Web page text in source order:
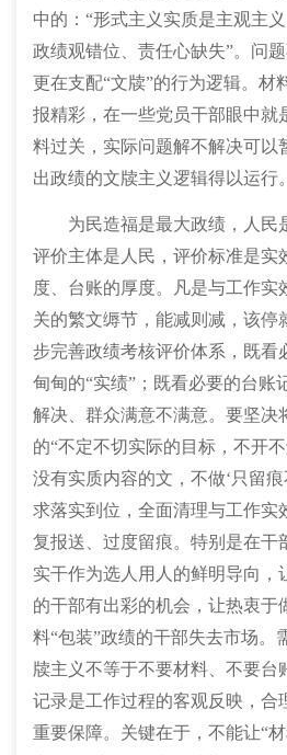
中的：“形式主义实质是主观主
政绩观错位、责任心缺失”。问题
更在支配“文牍”的行为逻辑。材
报精彩，在一些党员干部眼中就
料过关，实际问题解不解决可以
出政绩的文牍主义逻辑得以运行。
为民造福是最大政绩，人民
评价主体是人民，评价标准是实
度、台账的厚度。凡是与工作实
关的繁文缛节，能减则减，该停
步完善政绩考核评价体系，既看
甸甸的“实绩”；既看必要的台账
解决、群众满意不满意。要坚决
的“不定不切实际的目标，不开
没有实质内容的文，不做‘只留
求落实到位，全面清理与工作实
复报送、过度留痕。特别是在干
实干作为选人用人的鲜明导向，
的干部有出彩的机会，让热衷于
料“包装”政绩的干部失去市场。
牍主义不等于不要材料、不要台
记录是工作过程的客观反映，合
重要保障。关键在于，不能让“